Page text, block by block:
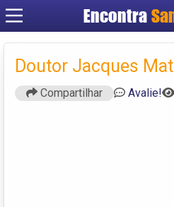
Encontra
Criar
Doutor Jacques
Compartilhar Avalie!